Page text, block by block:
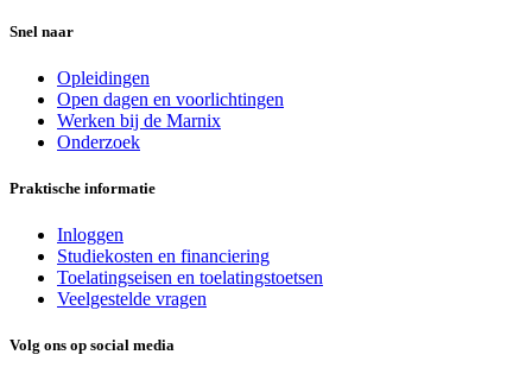
Snel naar
Opleidingen
Open dagen en voorlichtingen
Werken bij de Marnix
Onderzoek
Praktische informatie
Inloggen
Studiekosten en financiering
Toelatingseisen en toelatingstoetsen
Veelgestelde vragen
Volg ons op social media